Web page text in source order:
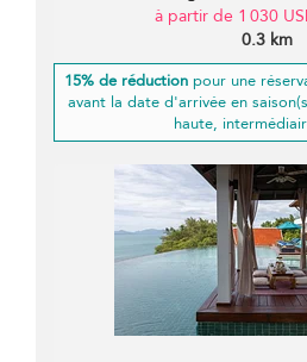
à partir de 1 030
0.3 km
15% de réduction pour une
avant la date d'arrivée en
haute,